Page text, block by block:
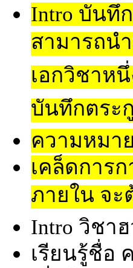
Intro บันทึ
สามารถน
เอกวิชาห
บันทึกตระ
ความหมา
เคล็ดการ
ภายใน จะ
Intro วิชา
เรียนรู้ชื่อ